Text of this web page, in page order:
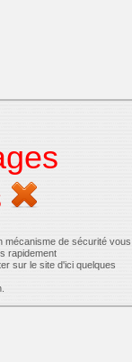
mécanisme de sécurité vous
rapidement
sur le site d'ici quelques